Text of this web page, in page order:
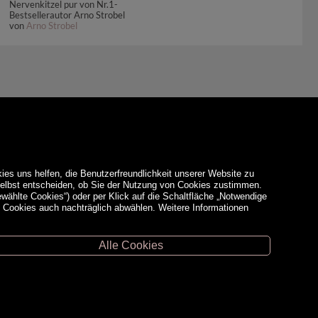
Nervenkitzel pur von Nr.1-
Bestsellerautor Arno Strobel
von Arno Strobel
uns helfen, die Benutzerfreundlichkeit unserer Website zu
entscheiden, ob Sie der Nutzung von Cookies zustimmen.
Cookies“) oder per Klick auf die Schaltfläche „Notwendige
auch nachträglich abwählen. Weitere Informationen
Alle Cookies